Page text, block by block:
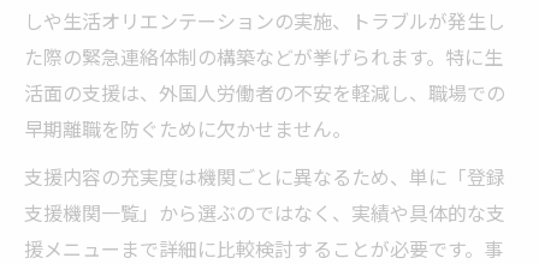
しや生活オリエンテーションの実施、トラブルが発生し
た際の緊急連絡体制の構築などが挙げられます。特に生
活面の支援は、外国人労働者の不安を軽減し、職場での
早期離職を防ぐために欠かせません。
支援内容の充実度は機関ごとに異なるため、単に「登録
支援機関一覧」から選ぶのではなく、実績や具体的な支
援メニューまで詳細に比較検討することが必要です。事